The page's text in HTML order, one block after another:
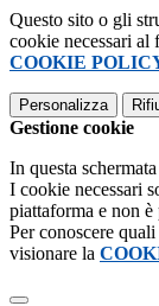
Questo sito o gli
cookie necessari
COOKIE
Personalizza
Gestione cookie
In questa
I cookie necessari
piattaforma e non
Per conoscere
visionare la